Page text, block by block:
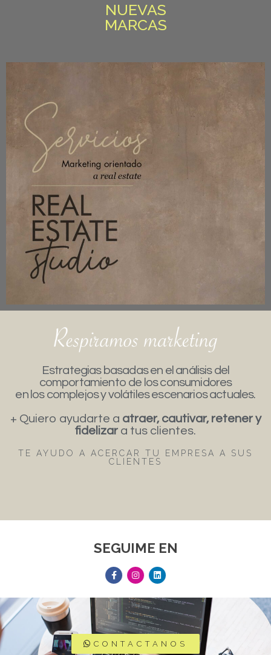
NUEVAS
MARCAS
Estrategias basadas en el análisis del
comportamiento de los consumidores
en los complejos y volátiles escenarios actuales.
+ Quiero ayudarte a atraer, cautivar, retener y
fidelizar a tus clientes.
TE AYUDO A ACERCAR TU EMPRESA A SUS
CLIENTES
SEGUIME EN
CONTACTANOS